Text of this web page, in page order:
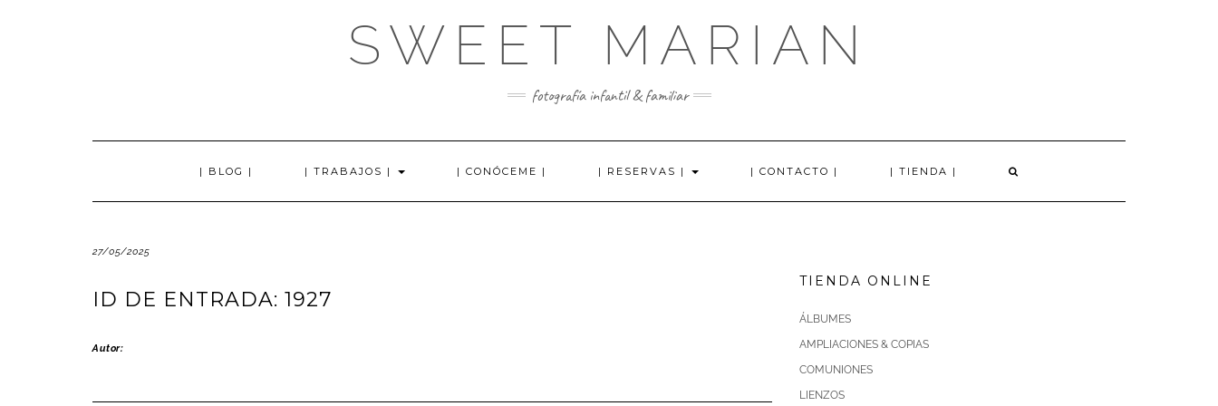
SWEET MARIAN
fotografía infantil & familiar
| BLOG | | TRABAJOS | | CONÓCEME | | RESERVAS | | CONTACTO | | TIENDA |
27/05/2025
ID DE ENTRADA: 1927
Autor:
TIENDA ONLINE
ÁLBUMES
AMPLIACIONES & COPIAS
COMUNIONES
LIENZOS